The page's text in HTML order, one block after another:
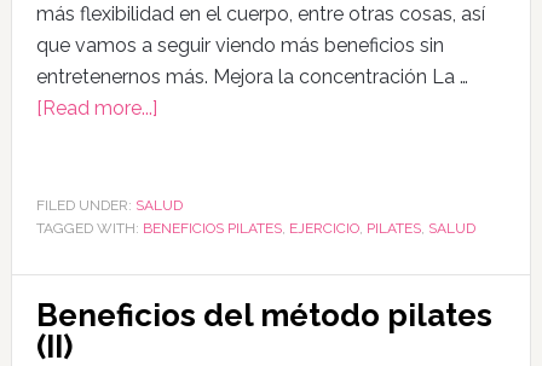
más flexibilidad en el cuerpo, entre otras cosas, así
que vamos a seguir viendo más beneficios sin
entretenernos más. Mejora la concentración La …
[Read more...]
FILED UNDER: SALUD
TAGGED WITH: BENEFICIOS PILATES, EJERCICIO, PILATES, SALUD
Beneficios del método pilates
(II)